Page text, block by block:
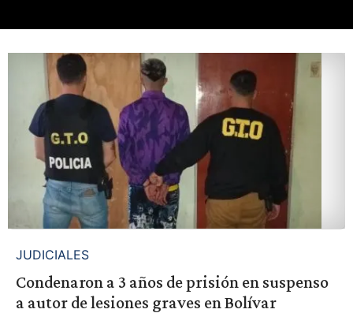
JUDICIALES
Condenaron a 3 años de prisión en suspenso
a autor de lesiones graves en Bolívar